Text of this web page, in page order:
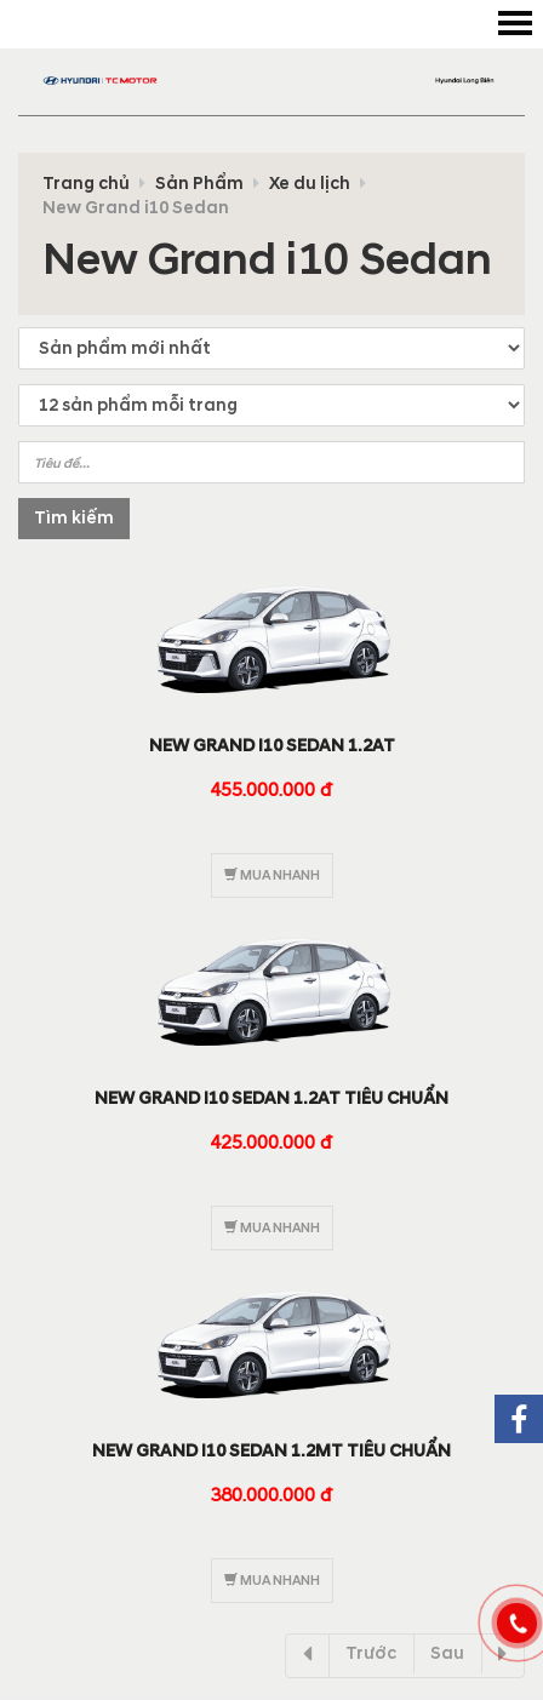
Trang chủ Sản Phẩm
Xe du lịch
New Grand i10 Sedan
New Grand i10 Sedan
Tìm kiếm
NEW GRAND I10 SEDAN 1.2AT
455.000.000 đ
MUA NHANH
NEW GRAND I10 SEDAN 1.2AT TIÊU CHUẨN
425.000.000 đ
MUA NHANH
NEW GRAND I10 SEDAN 1.2MT TIÊU CHUẨN
380.000.000 đ
MUA NHANH
Trước Sau